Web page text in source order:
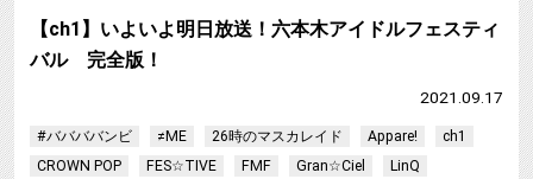
【ch1】いよいよ明日放送！六本木アイドルフェスティ
バル 完全版！
2021.09.17
#ババババンビ ≠ME 26時のマスカレイド Appare!
ch1
CROWN POP
FES☆TIVE FMF Gran☆Ciel
LinQ